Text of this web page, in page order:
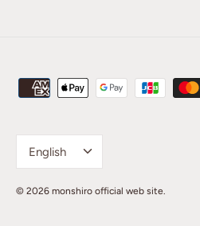
Language
English
© 2026 monshiro official web site.